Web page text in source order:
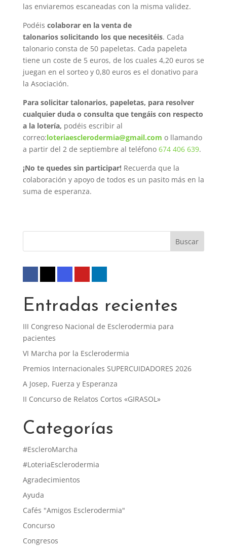
las enviaremos escaneadas con la misma validez.
Podéis colaborar en la venta de
talonarios solicitando los que necesitéis. Cada
talonario consta de 50 papeletas. Cada papeleta
tiene un coste de 5 euros, de los cuales 4,20 euros se
juegan en el sorteo y 0,80 euros es el donativo para
la Asociación.
Para solicitar talonarios, papeletas, para resolver
cualquier duda o consulta que tengáis con respecto
a la lotería, podéis escribir al
correo:loteriaesclerodermia@gmail.com o llamando
a partir del 2 de septiembre al teléfono 674 406 639.
¡No te quedes sin participar!Recuerda que la
colaboración y apoyo de todos es un pasito más en la
suma de esperanza.
Entradas recientes
III Congreso Nacional de Esclerodermia para
pacientes
VI Marcha por la Esclerodermia
Premios Internacionales SUPERCUIDADORES 2026
A Josep, Fuerza y Esperanza
II Concurso de Relatos Cortos «GIRASOL»
Categorías
#EscleroMarcha
#LoteriaEsclerodermia
Agradecimientos
Ayuda
Cafés "Amigos Esclerodermia"
Concurso
Congresos